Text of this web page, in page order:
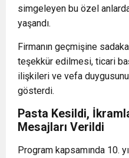
simgeleyen bu özel
yaşandı.
Firmanın geçmişine
teşekkür edilmesi, ticari
ilişkileri ve vefa
gösterdi.
Pasta Kesildi,
Mesajları Verildi
Program kapsamında 10.